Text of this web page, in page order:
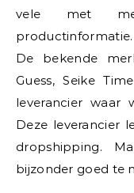
vele met
productinformatie.
De bekende
Guess, Seike
leverancier waar
Deze leverancier
dropshipping.
bijzonder goed te